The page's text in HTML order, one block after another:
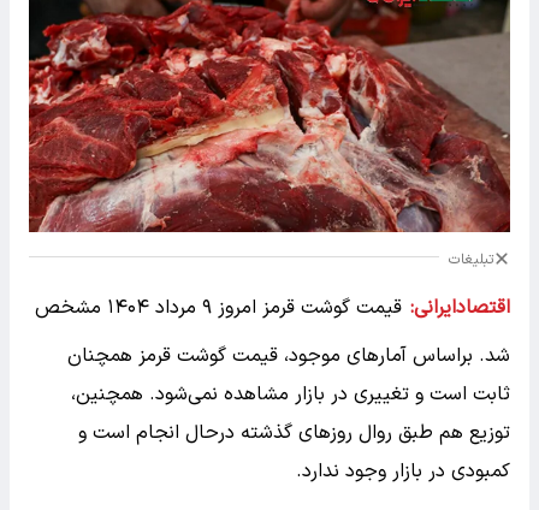
تبلیغات
اقتصادایرانی:
قیمت گوشت قرمز امروز ۹ مرداد ۱۴۰۴ مشخص
شد. براساس آمارهای موجود، قیمت گوشت‌ قرمز همچنان
ثابت است و تغییری در بازار مشاهده نمی‌شود. همچنین،
توزیع هم طبق روال روزهای گذشته درحال انجام است و
کمبودی در بازار وجود ندارد.